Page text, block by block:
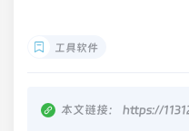
工具软件
本文链接： https://